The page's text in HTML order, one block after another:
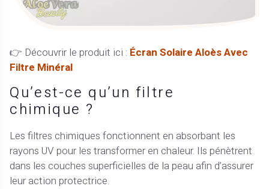
👉 Découvrir le produit ici : Écran Solaire Aloès Avec
Filtre Minéral
Qu’est-ce qu’un filtre
chimique ?
Les filtres chimiques fonctionnent en absorbant les
rayons UV pour les transformer en chaleur. Ils pénètrent
dans les couches superficielles de la peau afin d’assurer
leur action protectrice.